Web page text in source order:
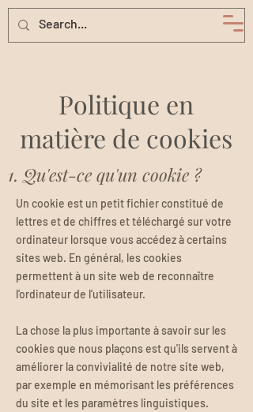
Politique en
matière de cookies
1. Qu'est-ce qu'un cookie ?
Un cookie est un petit fichier constitué de
lettres et de chiffres et téléchargé sur votre
ordinateur lorsque vous accédez à certains
sites web. En général, les cookies
permettent à un site web de reconnaître
l'ordinateur de l’utilisateur.
La chose la plus importante à savoir sur les
cookies que nous plaçons est qu'ils servent à
améliorer la convivialité de notre site web,
par exemple en mémorisant les préférences
du site et les paramètres linguistiques.